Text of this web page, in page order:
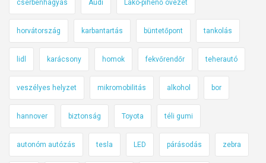
cserbenhagyás Audi Lakó-pihenő övezet
horvátország karbantartás büntetőpont tankolás
lidl karácsony homok fekvőrendőr teherautó
veszélyes helyzet mikromobilitás alkohol bor
hannover biztonság Toyota téli gumi
autonóm autózás tesla LED párásodás zebra